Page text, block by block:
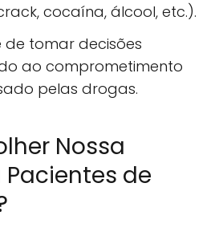
cocaína, álcool, etc.).
tomar decisões
ao comprometimento
pelas drogas.
Nossa
de